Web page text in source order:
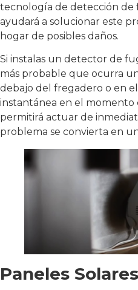
tecnología de detección de
ayudará a solucionar este
hogar de posibles daños.
Si instalas un detector de
más probable que ocurra
debajo del fregadero o en
instantánea en el momento
permitirá actuar de
problema se convierta en
Paneles Solares